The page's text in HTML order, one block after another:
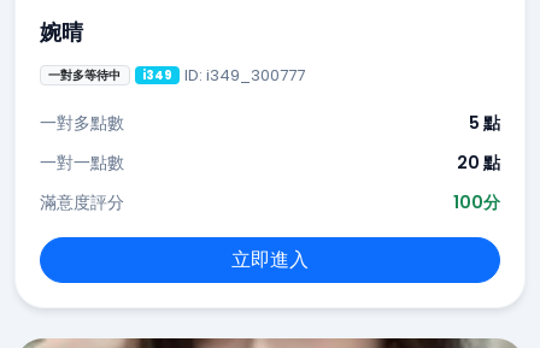
婉晴
一對多等待中 i349 ID: i349_300777
一對多點數
5 點
一對一點數
20 點
滿意度評分
100分
立即進入